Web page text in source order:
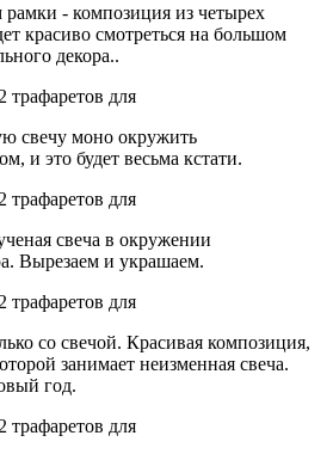
- композиция из четырех
красиво смотреться на большом
декора..
свечу моно окружить
и это будет весьма кстати.
свеча в окружении
Вырезаем и украшаем.
со свечой. Красивая композиция,
занимает неизменная свеча.
год.